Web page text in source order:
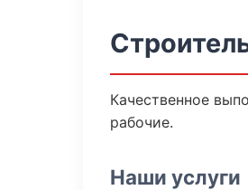
Качественное
рабочие.
Наши услуги